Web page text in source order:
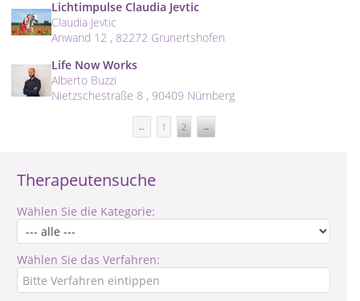
Therapeutensuche
Wählen Sie die Kategorie:
Wählen Sie das Verfahren:
Lichtimpulse Claudia Jevtic
Claudia Jevtic
Anwand 12 , 82272 Grunertshofen
Life Now Works
Alberto Buzzi
Nietzschestraße 8 , 90409 Nürnberg
← 1 2 →